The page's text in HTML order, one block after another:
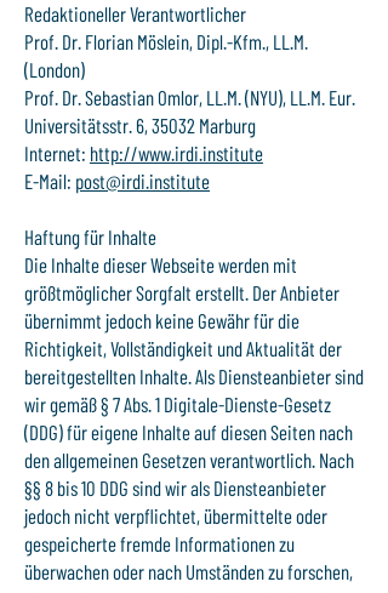
Redaktioneller Verantwortlicher
Prof. Dr. Florian Möslein, Dipl.-Kfm., LL.M.
(London)
Prof. Dr. Sebastian Omlor, LL.M. (NYU), LL.M. Eur.
Universitätsstr. 6, 35032 Marburg
Internet: http://www.irdi.institute
E-Mail: post@irdi.institute
Haftung für Inhalte
Die Inhalte dieser Webseite werden mit
größtmöglicher Sorgfalt erstellt. Der Anbieter
übernimmt jedoch keine Gewähr für die
Richtigkeit, Vollständigkeit und Aktualität der
bereitgestellten Inhalte. Als Diensteanbieter sind
wir gemäß § 7 Abs. 1 Digitale-Dienste-Gesetz
(DDG) für eigene Inhalte auf diesen Seiten nach
den allgemeinen Gesetzen verantwortlich. Nach
§§ 8 bis 10 DDG sind wir als Diensteanbieter
jedoch nicht verpflichtet, übermittelte oder
gespeicherte fremde Informationen zu
überwachen oder nach Umständen zu forschen,